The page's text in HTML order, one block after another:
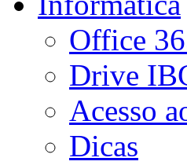
Office
Drive
Acesso
Dicas